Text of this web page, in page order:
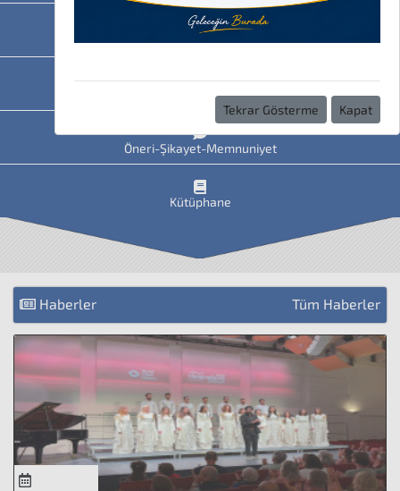
HAVİS
Uzaktan Eğitim
Öneri-Şikayet-Memnuniyet
Kütüphane
Haberler Tüm Haberler
Tekrar Gösterme Kapat